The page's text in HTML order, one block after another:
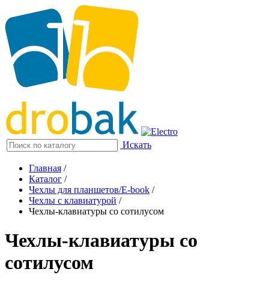
Искать
Главная /
Каталог /
Чехлы для планшетов/E-book /
Чехлы с клавиатурой /
Чехлы-клавиатуры со сотилусом
Чехлы-клавиатуры со
сотилусом